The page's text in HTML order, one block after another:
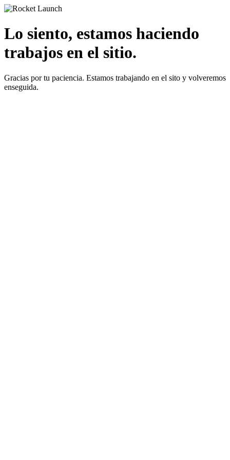
Lo siento, estamos haciendo
trabajos en el sitio.
Gracias por tu paciencia. Estamos trabajando en el sito y volveremos
enseguida.